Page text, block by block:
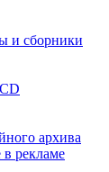
и сборники
архива
в рекламе